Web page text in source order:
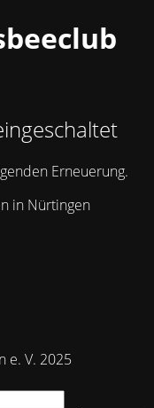
Erneuerung.
in Nürtingen
e. V. 2025